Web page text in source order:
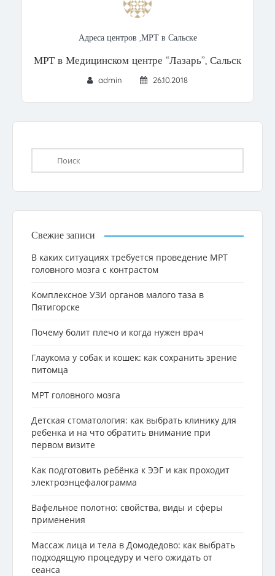
Адреса центров ,МРТ в Сальске
МРТ в Медицинском центре “Лазарь”, Сальск
admin 26.10.2018
Свежие записи
В каких ситуациях требуется проведение МРТ
головного мозга с контрастом
Комплексное УЗИ органов малого таза в
Пятигорске
Почему болит плечо и когда нужен врач
Глаукома у собак и кошек: как сохранить зрение
питомца
МРТ головного мозга
Детская стоматология: как выбрать клинику для
ребенка и на что обратить внимание при
первом визите
Как подготовить ребёнка к ЭЭГ и как проходит
электроэнцефалограмма
Вафельное полотно: свойства, виды и сферы
применения
Массаж лица и тела в Домодедово: как выбрать
подходящую процедуру и чего ожидать от
сеанса